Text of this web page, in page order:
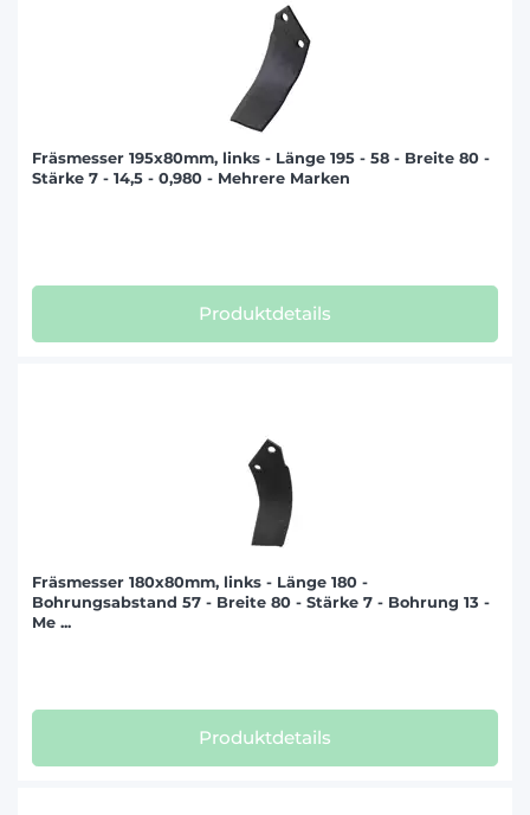
Fräsmesser 195x80mm, links - Länge 195 - 58 - Breite 80 -
Stärke 7 - 14,5 - 0,980 - Mehrere Marken
Produktdetails
Fräsmesser 180x80mm, links - Länge 180 -
Bohrungsabstand 57 - Breite 80 - Stärke 7 - Bohrung 13 -
Me ...
Produktdetails